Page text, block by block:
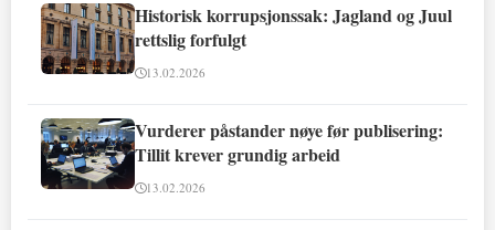
Historisk korrupsjonssak: Jagland og Juul
rettslig forfulgt
13.02.2026
Vurderer påstander nøye før publisering:
Tillit krever grundig arbeid
13.02.2026